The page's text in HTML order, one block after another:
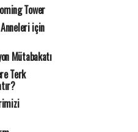
Tower
için
Mütabakatı
Terk